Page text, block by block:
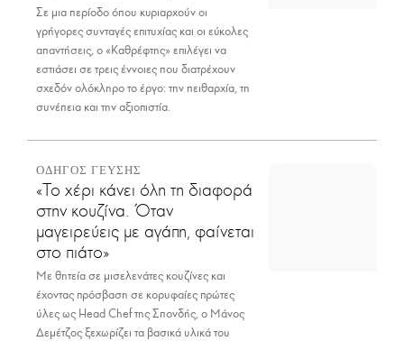
Σε μια περίοδο όπου κυριαρχούν οι
γρήγορες συνταγές επιτυχίας και οι εύκολες
απαντήσεις, ο «Καθρέφτης» επιλέγει να
εστιάσει σε τρεις έννοιες που διατρέχουν
σχεδόν ολόκληρο το έργο: την πειθαρχία, τη
συνέπεια και την αξιοπιστία.
ΟΔΗΓΟΣ ΓΕΥΣΗΣ
«Το χέρι κάνει όλη τη διαφορά
στην κουζίνα. Όταν
μαγειρεύεις με αγάπη, φαίνεται
στο πιάτο»
Με θητεία σε μισελενάτες κουζίνες και
έχοντας πρόσβαση σε κορυφαίες πρώτες
ύλες ως Head Chef της Σπονδής, ο Μάνος
Δεμέτζος ξεχωρίζει τα βασικά υλικά του